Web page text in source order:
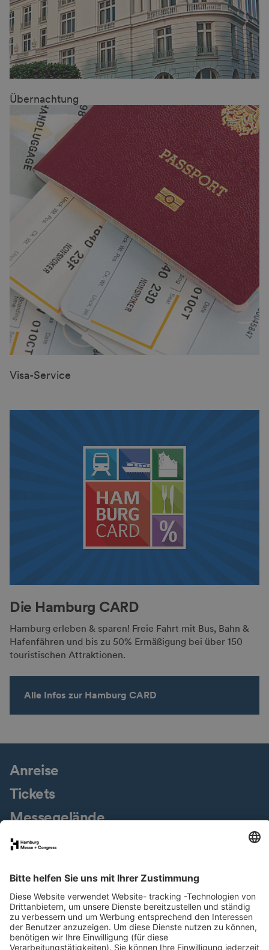
Übernachtung
Visa-Service
Die Hamburg CARD
Hamburg erleben & sparen! Freie Fahrt mit Bus, Bahn &
Hafenfähren und bis zu 50% Ermäßigung bei über 150
touristischen Attraktionen.
Alle Infos zur Hamburg CARD
Anreise
Tickets
Messegelände
Presseservice
Jobs & Karriere
Nachhaltigkeit